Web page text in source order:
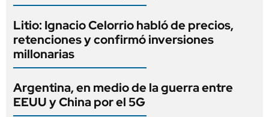
Litio: Ignacio Celorrio habló de precios,
retenciones y confirmó inversiones
millonarias
Argentina, en medio de la guerra entre
EEUU y China por el 5G